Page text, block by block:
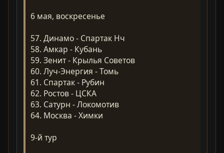
6 мая, воскресенье
57. Динамо - Спартак Нч
58. Амкар - Кубань
59. Зенит - Крылья Советов
60. Луч-Энергия - Томь
61. Спартак - Рубин
62. Ростов - ЦСКА
63. Сатурн - Локомотив
64. Москва - Химки
9-й тур